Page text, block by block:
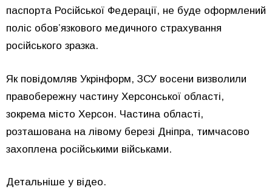
паспорта Російської Федерації, не буде оформлений
поліс обов’язкового медичного страхування
російського зразка.
Як повідомляв Укрінформ, ЗСУ восени визволили
правобережну частину Херсонської області,
зокрема місто Херсон. Частина області,
розташована на лівому березі Дніпра, тимчасово
захоплена російськими військами.
Детальніше у відео.